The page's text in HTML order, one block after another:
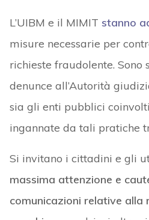
L’UIBM e il MIMIT stanno
misure necessarie per
richieste fraudolente. Sono
denunce all’Autorità
sia gli enti pubblici
ingannate da tali pratiche
Si invitano i cittadini e gli
massima attenzione e
comunicazioni relative alla